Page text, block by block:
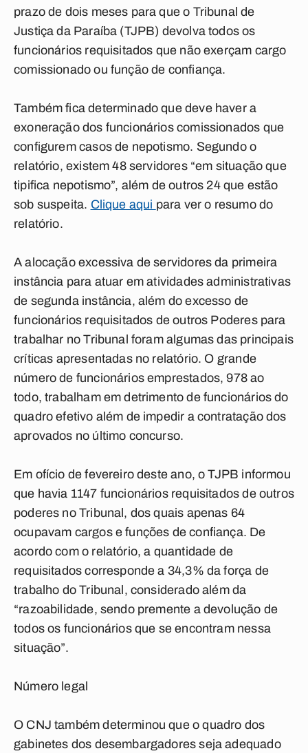
prazo de dois meses para que o Tribunal de
Justiça da Paraíba (TJPB) devolva todos os
funcionários requisitados que não exerçam cargo
comissionado ou função de confiança.
Também fica determinado que deve haver a
exoneração dos funcionários comissionados que
configurem casos de nepotismo. Segundo o
relatório, existem 48 servidores “em situação que
tipifica nepotismo”, além de outros 24 que estão
sob suspeita. Clique aqui para ver o resumo do
relatório.
A alocação excessiva de servidores da primeira
instância para atuar em atividades administrativas
de segunda instância, além do excesso de
funcionários requisitados de outros Poderes para
trabalhar no Tribunal foram algumas das principais
críticas apresentadas no relatório. O grande
número de funcionários emprestados, 978 ao
todo, trabalham em detrimento de funcionários do
quadro efetivo além de impedir a contratação dos
aprovados no último concurso.
Em ofício de fevereiro deste ano, o TJPB informou
que havia 1147 funcionários requisitados de outros
poderes no Tribunal, dos quais apenas 64
ocupavam cargos e funções de confiança. De
acordo com o relatório, a quantidade de
requisitados corresponde a 34,3% da força de
trabalho do Tribunal, considerado além da
“razoabilidade, sendo premente a devolução de
todos os funcionários que se encontram nessa
situação”.
Número legal
O CNJ também determinou que o quadro dos
gabinetes dos desembargadores seja adequado